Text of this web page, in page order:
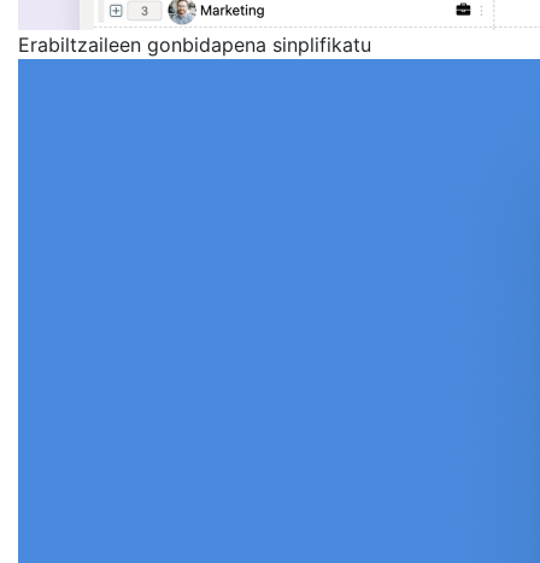
Erabiltzaileen gonbidapena sinplifikatu